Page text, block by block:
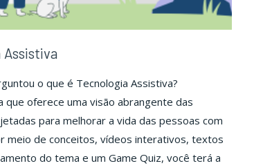
o que é Tecnologia Assistiva?
que oferece uma visão abrangente das
para melhorar a vida das pessoas com
meio de conceitos, vídeos interativos, textos
do tema e um Game Quiz, você terá a